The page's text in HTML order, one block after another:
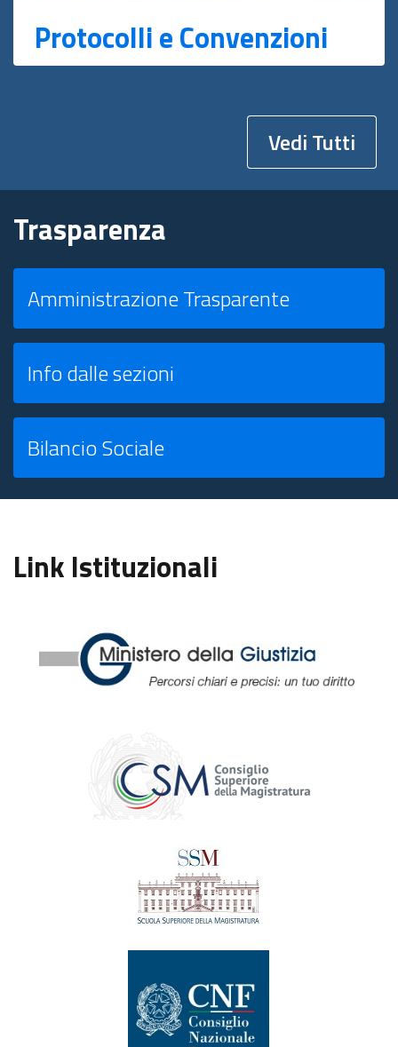
Protocolli e Convenzioni
Vedi Tutti
Trasparenza
Amministrazione Trasparente
Info dalle sezioni
Bilancio Sociale
Link Istituzionali